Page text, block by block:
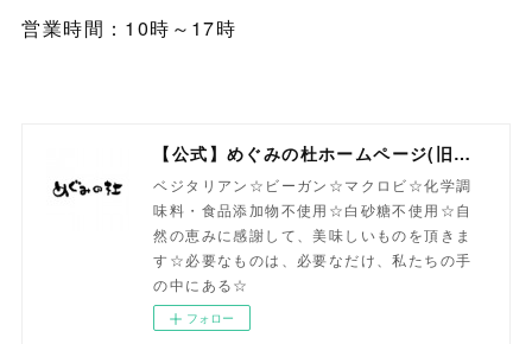
営業時間：10時～17時
【公式】めぐみの杜ホームページ(旧自然食工房）
ベジタリアン☆ビーガン☆マクロビ☆化学調
味料・食品添加物不使用☆白砂糖不使用☆自
然の恵みに感謝して、美味しいものを頂きま
す☆必要なものは、必要なだけ、私たちの手
の中にある☆
フォロー